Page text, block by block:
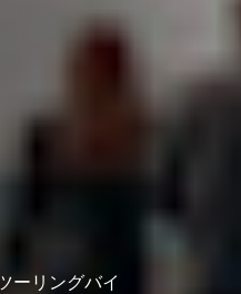
ーリングバイ